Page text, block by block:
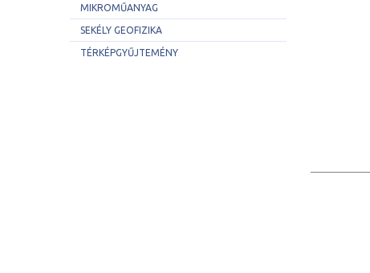
MIKROMŰANYAG
SEKÉLY GEOFIZIKA
TÉRKÉPGYŰJTEMÉNY